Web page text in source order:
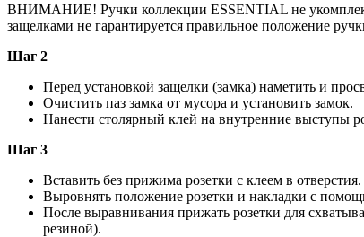
ВНИМАНИЕ! Ручки коллекции ESSENTIAL не
защелками не гарантируется правильное положение
Шаг 2
Перед установкой защелки (замка) наметить и
Очистить паз замка от мусора и установить замок.
Нанести столярный клей на внутренние выступы
Шаг 3
Вставить без прижима розетки с клеем в отверстия.
Выровнять положение розетки и накладки с
После выравнивания прижать розетки для
резиной).